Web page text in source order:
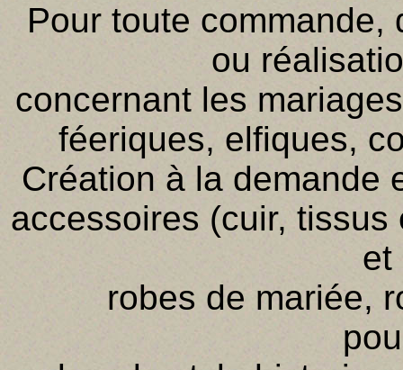
Pour toute commande,
ou
concernant les
féeriques, elfiques,
Création à la demande
accessoires (cuir,
et
robes de mariée,